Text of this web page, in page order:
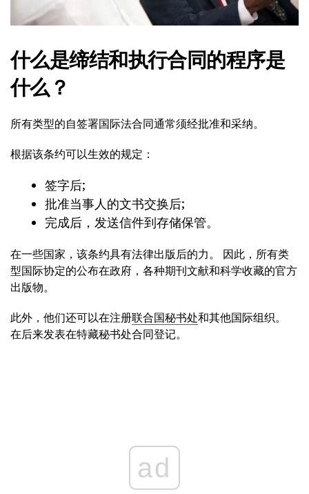
什么是缔结和执行合同的程序是
什么？
所有类型的自签署国际法合同通常须经批准和采纳。
根据该条约可以生效的规定：
签字后;
批准当事人的文书交换后;
完成后，发送信件到存储保管。
在一些国家，该条约具有法律出版后的力。 因此，所有类
型国际协定的公布在政府，各种期刊文献和科学收藏的官方
出版物。
此外，他们还可以在注册联合国秘书处和其他国际组织。
在后来发表在特藏秘书处合同登记。
ad